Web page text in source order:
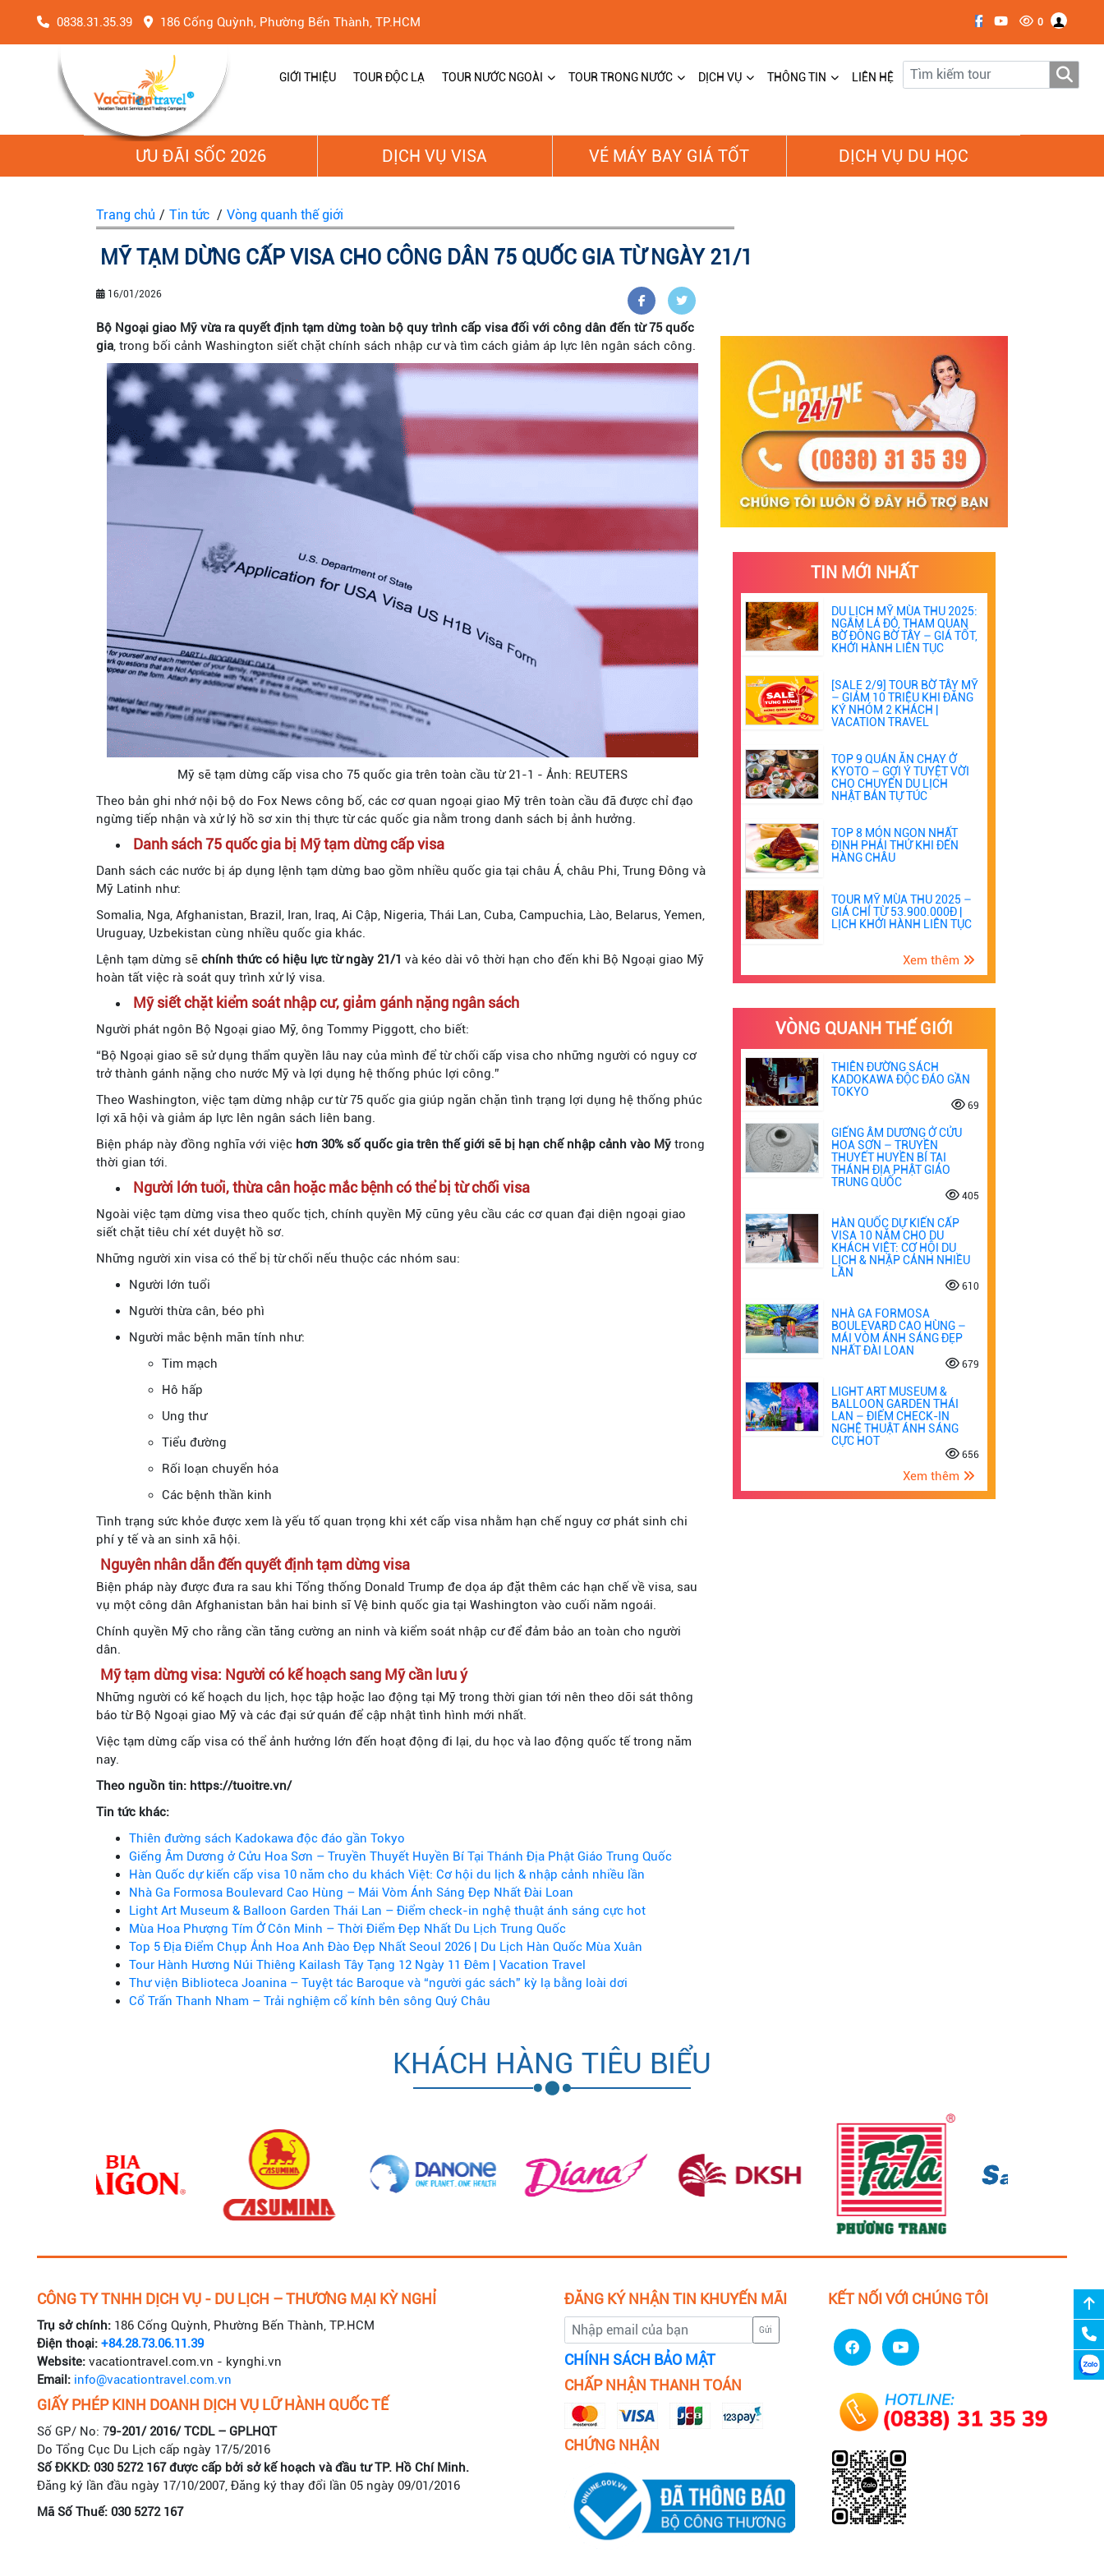
0838.31.35.39 186 Cống Quỳnh, Phường Bến Thành, TP.HCM 0
GIỚI THIỆU TOUR ĐỘC LẠ TOUR NƯỚC NGOÀI TOUR TRONG NƯỚC DỊCH VỤ THÔNG TIN LIÊN HỆ
ƯU ĐÃI SỐC 2026 DỊCH VỤ VISA VÉ MÁY BAY GIÁ TỐT DỊCH VỤ DU HỌC
Trang chủ / Tin tức / Vòng quanh thế giới
MỸ TẠM DỪNG CẤP VISA CHO CÔNG DÂN 75 QUỐC GIA TỪ NGÀY 21/1
16/01/2026
Bộ Ngoại giao Mỹ vừa ra quyết định tạm dừng toàn bộ quy trình cấp visa đối với công dân đến từ 75 quốc
gia, trong bối cảnh Washington siết chặt chính sách nhập cư và tìm cách giảm áp lực lên ngân sách công.
Mỹ sẽ tạm dừng cấp visa cho 75 quốc gia trên toàn cầu từ 21-1 - Ảnh: REUTERS
Theo bản ghi nhớ nội bộ do Fox News công bố, các cơ quan ngoại giao Mỹ trên toàn cầu đã được chỉ đạo
ngừng tiếp nhận và xử lý hồ sơ xin thị thực từ các quốc gia nằm trong danh sách bị ảnh hưởng.
Danh sách 75 quốc gia bị Mỹ tạm dừng cấp visa
Danh sách các nước bị áp dụng lệnh tạm dừng bao gồm nhiều quốc gia tại châu Á, châu Phi, Trung Đông và
Mỹ Latinh như:
Somalia, Nga, Afghanistan, Brazil, Iran, Iraq, Ai Cập, Nigeria, Thái Lan, Cuba, Campuchia, Lào, Belarus, Yemen,
Uruguay, Uzbekistan cùng nhiều quốc gia khác.
Lệnh tạm dừng sẽ chính thức có hiệu lực từ ngày 21/1 và kéo dài vô thời hạn cho đến khi Bộ Ngoại giao Mỹ
hoàn tất việc rà soát quy trình xử lý visa.
Mỹ siết chặt kiểm soát nhập cư, giảm gánh nặng ngân sách
Người phát ngôn Bộ Ngoại giao Mỹ, ông Tommy Piggott, cho biết:
“Bộ Ngoại giao sẽ sử dụng thẩm quyền lâu nay của mình để từ chối cấp visa cho những người có nguy cơ
trở thành gánh nặng cho nước Mỹ và lợi dụng hệ thống phúc lợi công.”
Theo Washington, việc tạm dừng nhập cư từ 75 quốc gia giúp ngăn chặn tình trạng lợi dụng hệ thống phúc
lợi xã hội và giảm áp lực lên ngân sách liên bang.
Biện pháp này đồng nghĩa với việc hơn 30% số quốc gia trên thế giới sẽ bị hạn chế nhập cảnh vào Mỹ trong
thời gian tới.
Người lớn tuổi, thừa cân hoặc mắc bệnh có thể bị từ chối visa
Ngoài việc tạm dừng visa theo quốc tịch, chính quyền Mỹ cũng yêu cầu các cơ quan đại diện ngoại giao
siết chặt tiêu chí xét duyệt hồ sơ.
Những người xin visa có thể bị từ chối nếu thuộc các nhóm sau:
Người lớn tuổi
Người thừa cân, béo phì
Người mắc bệnh mãn tính như:
Tim mạch
Hô hấp
Ung thư
Tiểu đường
Rối loạn chuyển hóa
Các bệnh thần kinh
Tình trạng sức khỏe được xem là yếu tố quan trọng khi xét cấp visa nhằm hạn chế nguy cơ phát sinh chi
phí y tế và an sinh xã hội.
Nguyên nhân dẫn đến quyết định tạm dừng visa
Biện pháp này được đưa ra sau khi Tổng thống Donald Trump đe dọa áp đặt thêm các hạn chế về visa, sau
vụ một công dân Afghanistan bắn hai binh sĩ Vệ binh quốc gia tại Washington vào cuối năm ngoái.
Chính quyền Mỹ cho rằng cần tăng cường an ninh và kiểm soát nhập cư để đảm bảo an toàn cho người
dân.
Mỹ tạm dừng visa: Người có kế hoạch sang Mỹ cần lưu ý
Những người có kế hoạch du lịch, học tập hoặc lao động tại Mỹ trong thời gian tới nên theo dõi sát thông
báo từ Bộ Ngoại giao Mỹ và các đại sứ quán để cập nhật tình hình mới nhất.
Việc tạm dừng cấp visa có thể ảnh hưởng lớn đến hoạt động đi lại, du học và lao động quốc tế trong năm
nay.
Theo nguồn tin: https://tuoitre.vn/
Tin tức khác:
Thiên đường sách Kadokawa độc đáo gần Tokyo
Giếng Âm Dương ở Cửu Hoa Sơn – Truyền Thuyết Huyền Bí Tại Thánh Địa Phật Giáo Trung Quốc
Hàn Quốc dự kiến cấp visa 10 năm cho du khách Việt: Cơ hội du lịch & nhập cảnh nhiều lần
Nhà Ga Formosa Boulevard Cao Hùng – Mái Vòm Ánh Sáng Đẹp Nhất Đài Loan
Light Art Museum & Balloon Garden Thái Lan – Điểm check-in nghệ thuật ánh sáng cực hot
Mùa Hoa Phượng Tím Ở Côn Minh – Thời Điểm Đẹp Nhất Du Lịch Trung Quốc
Top 5 Địa Điểm Chụp Ảnh Hoa Anh Đào Đẹp Nhất Seoul 2026 | Du Lịch Hàn Quốc Mùa Xuân
Tour Hành Hương Núi Thiêng Kailash Tây Tạng 12 Ngày 11 Đêm | Vacation Travel
Thư viện Biblioteca Joanina – Tuyệt tác Baroque và “người gác sách” kỳ lạ bằng loài dơi
Cổ Trấn Thanh Nham – Trải nghiệm cổ kính bên sông Quý Châu
TIN MỚI NHẤT
DU LỊCH MỸ MÙA THU 2025:
NGẮM LÁ ĐỎ, THAM QUAN
BỜ ĐÔNG BỜ TÂY – GIÁ TỐT,
KHỞI HÀNH LIÊN TỤC
[SALE 2/9] TOUR BỜ TÂY MỸ
– GIẢM 10 TRIỆU KHI ĐĂNG
KÝ NHÓM 2 KHÁCH |
VACATION TRAVEL
TOP 9 QUÁN ĂN CHAY Ở
KYOTO – GỢI Ý TUYỆT VỜI
CHO CHUYẾN DU LỊCH
NHẬT BẢN TỰ TÚC
TOP 8 MÓN NGON NHẤT
ĐỊNH PHẢI THỬ KHI ĐẾN
HÀNG CHÂU
TOUR MỸ MÙA THU 2025 –
GIÁ CHỈ TỪ 53.900.000Đ |
LỊCH KHỞI HÀNH LIÊN TỤC
Xem thêm
VÒNG QUANH THẾ GIỚI
THIÊN ĐƯỜNG SÁCH
KADOKAWA ĐỘC ĐÁO GẦN
TOKYO
69
GIẾNG ÂM DƯƠNG Ở CỬU
HOA SƠN – TRUYỀN
THUYẾT HUYỀN BÍ TẠI
THÁNH ĐỊA PHẬT GIÁO
TRUNG QUỐC
405
HÀN QUỐC DỰ KIẾN CẤP
VISA 10 NĂM CHO DU
KHÁCH VIỆT: CƠ HỘI DU
LỊCH & NHẬP CẢNH NHIỀU
LẦN
610
NHÀ GA FORMOSA
BOULEVARD CAO HÙNG –
MÁI VÒM ÁNH SÁNG ĐẸP
NHẤT ĐÀI LOAN
679
LIGHT ART MUSEUM &
BALLOON GARDEN THÁI
LAN – ĐIỂM CHECK-IN
NGHỆ THUẬT ÁNH SÁNG
CỰC HOT
656
Xem thêm
KHÁCH HÀNG TIÊU BIỂU
CÔNG TY TNHH DỊCH VỤ - DU LỊCH – THƯƠNG MẠI KỲ NGHỈ
Trụ sở chính: 186 Cống Quỳnh, Phường Bến Thành, TP.HCM
Điện thoại: +84.28.73.06.11.39
Website: vacationtravel.com.vn - kynghi.vn
Email: info@vacationtravel.com.vn
GIẤY PHÉP KINH DOANH DỊCH VỤ LỮ HÀNH QUỐC TẾ
Số GP/ No: 79-201/ 2016/ TCDL – GPLHQT
Do Tổng Cục Du Lịch cấp ngày 17/5/2016
Số ĐKKD: 030 5272 167 được cấp bởi sở kế hoạch và đầu tư TP. Hồ Chí Minh.
Đăng ký lần đầu ngày 17/10/2007, Đăng ký thay đổi lần 05 ngày 09/01/2016
Mã Số Thuế: 030 5272 167
ĐĂNG KÝ NHẬN TIN KHUYẾN MÃI
Gửi
CHÍNH SÁCH BẢO MẬT
CHẤP NHẬN THANH TOÁN
CHỨNG NHẬN
KẾT NỐI VỚI CHÚNG TÔI